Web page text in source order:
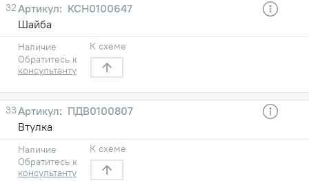
32
КСН0100647
Шайба
Наличие
Обратитесь к
консультанту
К схеме
33
ПДВ0100807
Втулка
Наличие
Обратитесь к
консультанту
К схеме